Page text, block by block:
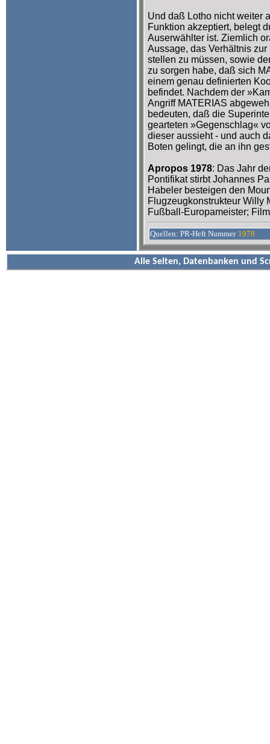
Und daß Lotho nicht weiter
Funktion akzeptiert, belegt
Auserwählter ist. Ziemlich
Aussage, das Verhältnis
stellen zu müssen, sowie
zu sorgen habe, daß sich
einem genau definierten
befindet. Nachdem der
Angriff MATERIAS
bedeuten, daß die
gearteten »Gegenschlag«
dieser aussieht - und auch
Boten gelingt, die an ihn
Apropos 1978: Das Jahr
Pontifikat stirbt Johannes
Habeler besteigen den
Flugzeugkonstrukteur Willy
Fußball-Europameister;
Quellen: PR-Heft Nummer 1978
Alle Seiten, Datenbanken und